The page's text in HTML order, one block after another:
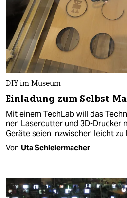
DIY im Museum
Einladung zum Selbst-
Mit einem TechLab will das
nen Lasercutter und 3D-Drucker
Geräte seien inzwischen leicht zu
Von Uta Schleiermacher